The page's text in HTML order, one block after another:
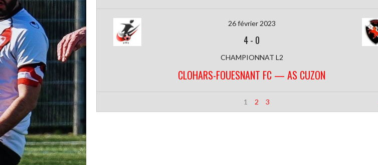
26 février 2023
4- 0
CHAMPIONNAT L2
CLOHARS-FOUESNANT FC — AS CUZON
1 2 3